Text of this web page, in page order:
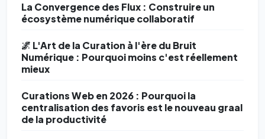
La Convergence des Flux : Construire un
écosystème numérique collaboratif
🌌 L'Art de la Curation à l'ère du Bruit
Numérique : Pourquoi moins c'est réellement
mieux
Curations Web en 2026 : Pourquoi la
centralisation des favoris est le nouveau graal
de la productivité